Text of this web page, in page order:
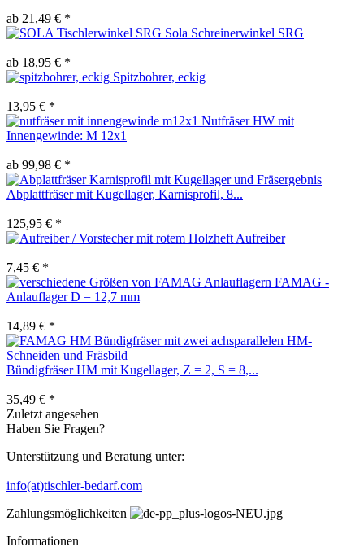
ab 21,49 € *
Sola Schreinerwinkel SRG
ab 18,95 € *
Spitzbohrer, eckig
13,95 € *
Nutfräser HW mit
Innengewinde: M 12x1
ab 99,98 € *
Abplattfräser mit Kugellager, Karnisprofil, 8...
125,95 € *
Aufreiber
7,45 € *
FAMAG -
Anlauflager D = 12,7 mm
14,89 € *
Bündigfräser HM mit Kugellager, Z = 2, S = 8,...
35,49 € *
Zuletzt angesehen
Haben Sie Fragen?
Unterstützung und Beratung unter:
info(at)tischler-bedarf.com
Zahlungsmöglichkeiten
Informationen